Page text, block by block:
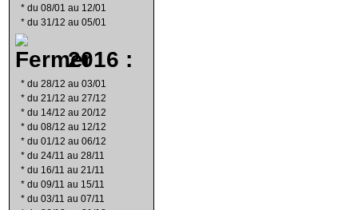
* du 08/01 au 12/01
* du 31/12 au 05/01
2016 :
* du 28/12 au 03/01
* du 21/12 au 27/12
* du 14/12 au 20/12
* du 08/12 au 12/12
* du 01/12 au 06/12
* du 24/11 au 28/11
* du 16/11 au 21/11
* du 09/11 au 15/11
* du 03/11 au 07/11